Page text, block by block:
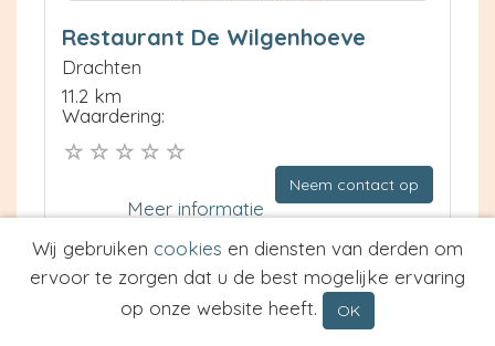
Restaurant De Wilgenhoeve
Drachten
11.2 km
Waardering:
Neem contact op
Meer informatie
Prijs van Espresso
Prijs van Cappuccino
Wij gebruiken cookies en diensten van derden om
ervoor te zorgen dat u de best mogelijke ervaring
op onze website heeft.
OK